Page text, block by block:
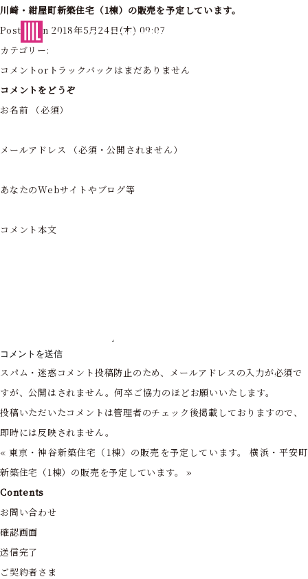
フォーライフ株式会社
川崎・紺屋町新築住宅（1棟）の販売を予定しています。
Posted on 2018年5月24日(木) 09:07
カテゴリー:
コメントorトラックバックはまだありません
コメントをどうぞ
お名前 （必須）
メールアドレス （必須・公開されません）
あなたのWebサイトやブログ等
コメント本文
スパム・迷惑コメント投稿防止のため、メールアドレスの入力が必須で
すが、公開はされません。何卒ご協力のほどお願いいたします。
投稿いただいたコメントは管理者のチェック後掲載しておりますので、
即時には反映されません。
« 東京・神谷新築住宅（1棟）の販売を予定しています。
横浜・平安町
新築住宅（1棟）の販売を予定しています。
»
Contents
お問い合わせ
確認画面
送信完了
ご契約者さま